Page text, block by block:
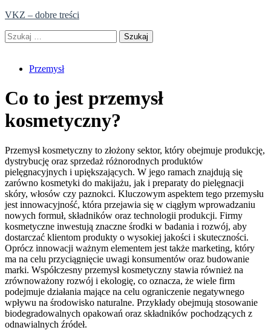
Skip
content
VKZ – dobre treści
Szukaj:
Przemysł
Co to jest przemysł
kosmetyczny?
Przemysł kosmetyczny to złożony sektor, który obejmuje produkcję,
dystrybucję oraz sprzedaż różnorodnych produktów
pielęgnacyjnych i upiększających. W jego ramach znajdują się
zarówno kosmetyki do makijażu, jak i preparaty do pielęgnacji
skóry, włosów czy paznokci. Kluczowym aspektem tego przemysłu
jest innowacyjność, która przejawia się w ciągłym wprowadzaniu
nowych formuł, składników oraz technologii produkcji. Firmy
kosmetyczne inwestują znaczne środki w badania i rozwój, aby
dostarczać klientom produkty o wysokiej jakości i skuteczności.
Oprócz innowacji ważnym elementem jest także marketing, który
ma na celu przyciągnięcie uwagi konsumentów oraz budowanie
marki. Współczesny przemysł kosmetyczny stawia również na
zrównoważony rozwój i ekologię, co oznacza, że wiele firm
podejmuje działania mające na celu ograniczenie negatywnego
wpływu na środowisko naturalne. Przykłady obejmują stosowanie
biodegradowalnych opakowań oraz składników pochodzących z
odnawialnych źródeł.